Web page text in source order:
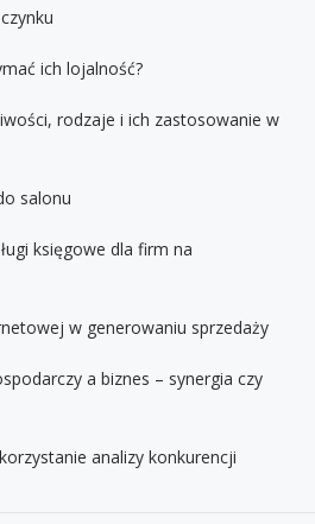
ich lojalność?
rodzaje i ich zastosowanie w
salonu
księgowe dla firm na
w generowaniu sprzedaży
a biznes – synergia czy
analizy konkurencji